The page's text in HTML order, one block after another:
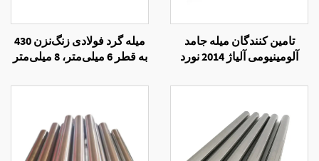
تامین کنندگان میله جامد
آلومینیومی آلیاژ 2014 نورد
میله گرد فولادی زنگ‌نزن 430
به قطر 6 میلی‌متر، 8 میلی‌متر